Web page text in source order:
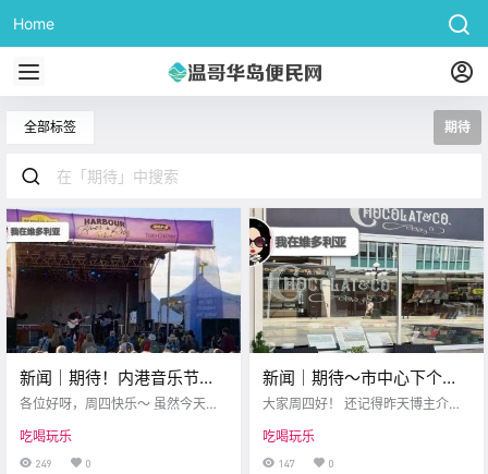
Home
全部标签 期待
新闻｜期待！内港音乐节明
日举行！13路公交要取消？
各位好呀，周四快乐～ 虽然今天的
然是阳光满满哒 来，一起看看今天
的新鲜资讯吧～ 蓝调根源音乐节要
吃喝玩乐
249 0
新闻｜期待～市中心下个月
举办小吃巡游活动～加勒比
大家周四好！ 还记得昨天博主介绍
行车骑行比赛么 活动的起点和终点
都在内港 所以市中心全天都会有交
吃喝玩乐
147 0